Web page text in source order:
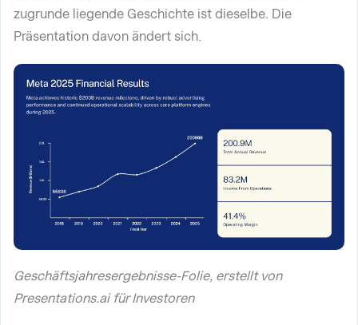
zugrunde liegende Geschichte ist dieselbe. Die
Präsentation davon ändert sich.
Geschäftsjahresergebnisse-Folie, erstellt von
Presentations.ai für Investoren